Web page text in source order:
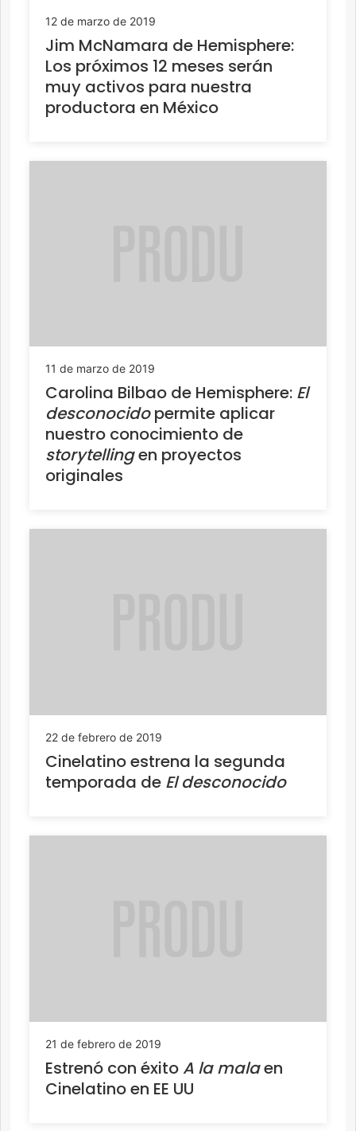
12 de marzo de 2019
Jim McNamara de Hemisphere:
Los próximos 12 meses serán
muy activos para nuestra
productora en México
11 de marzo de 2019
Carolina Bilbao de Hemisphere: El
desconocidopermite aplicar
nuestro conocimiento de
storytellingen proyectos
originales
22 de febrero de 2019
Cinelatino estrena la segunda
temporada de El desconocido
21 de febrero de 2019
Estrenó con éxito A la malaen
Cinelatino en EE UU